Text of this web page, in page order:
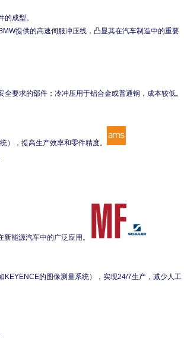
成型。
提供的高速伺服冲压线，凸显其在汽车制造中的重要
要求的部件；冷冲压用于铝合金或普通钢，成本较低。
），提高生产效率和零件精度。
新能源汽车中的广泛应用。
的图像测量系统），实现24/7生产，减少人工